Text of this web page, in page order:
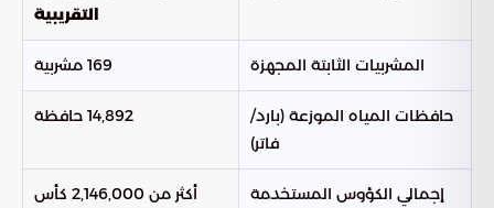
التقريبية
المشربيات الثابتة المجهزة 169 مشربية
حافظات المياه الموزعة (بارد/
فاتر)
14,892 حافظة
إجمالي الكؤوس المستخدمة أكثر من 2,146,000 كأس